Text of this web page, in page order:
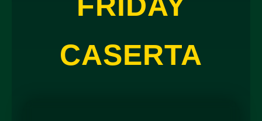
CASERTA